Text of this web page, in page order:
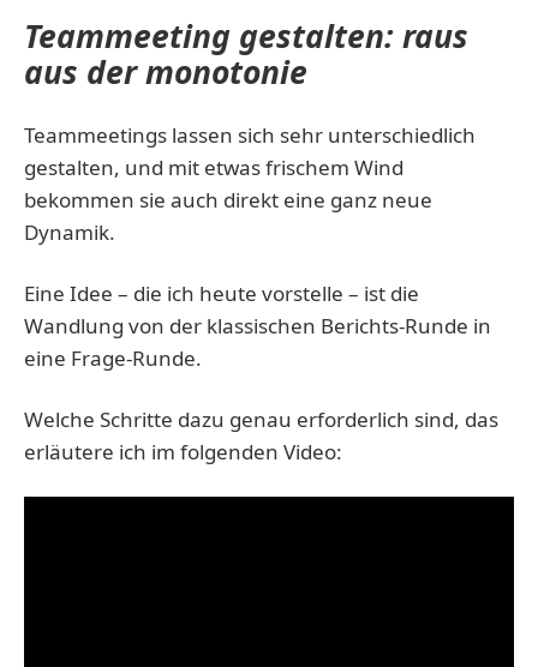
Teammeeting gestalten: raus
aus der monotonie
Teammeetings lassen sich sehr unterschiedlich
gestalten, und mit etwas frischem Wind
bekommen sie auch direkt eine ganz neue
Dynamik.
Eine Idee – die ich heute vorstelle – ist die
Wandlung von der klassischen Berichts-Runde in
eine Frage-Runde.
Welche Schritte dazu genau erforderlich sind, das
erläutere ich im folgenden Video: